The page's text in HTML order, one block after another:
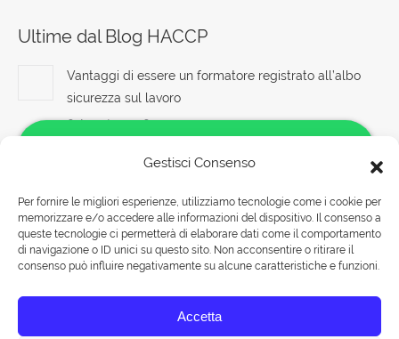
Gestisci Consenso
Per fornire le migliori esperienze, utilizziamo tecnologie come i cookie per
memorizzare e/o accedere alle informazioni del dispositivo. Il consenso a
queste tecnologie ci permetterà di elaborare dati come il comportamento
di navigazione o ID unici su questo sito. Non acconsentire o ritirare il
consenso può influire negativamente su alcune caratteristiche e funzioni.
Accetta
Ultime dal Blog HACCP
Vantaggi di essere un formatore registrato all’albo
sicurezza sul lavoro
6 Agosto 2026
Ruolo e Compiti del Preposto nella Prevenzione degli
6 Agosto 2026
Sicurezza e benessere dei lavoratori: obiettivi e
strategie per un ambiente sicuro
6 Agosto 2026
Salve!
Come possiamo aiutarti?
Rispondiamo nei seguenti orari:
Lunedì-Venerdì 09:00-18:00